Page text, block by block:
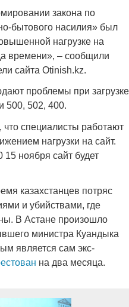
закона по
бытового насилия» был
нагрузке на
времени», – сообщили
сайта Otinish.kz.
проблемы при загрузке
500, 502, 400.
специалисты работают
нагрузки на сайт.
15 ноября сайт будет
казахстанцев потряс
и убийствами, где
В Астане произошло
министра Куандыка
является сам экс-
на два месяца.